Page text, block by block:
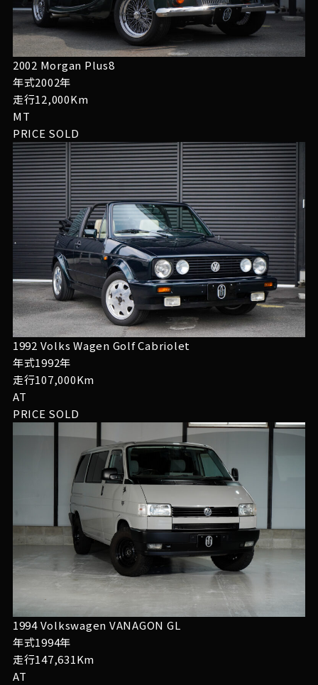
2002 Morgan Plus8
年式2002年
走行12,000Km
MT
PRICE SOLD
1992 Volks Wagen Golf Cabriolet
年式1992年
走行107,000Km
AT
PRICE SOLD
1994 Volkswagen VANAGON GL
年式1994年
走行147,631Km
AT